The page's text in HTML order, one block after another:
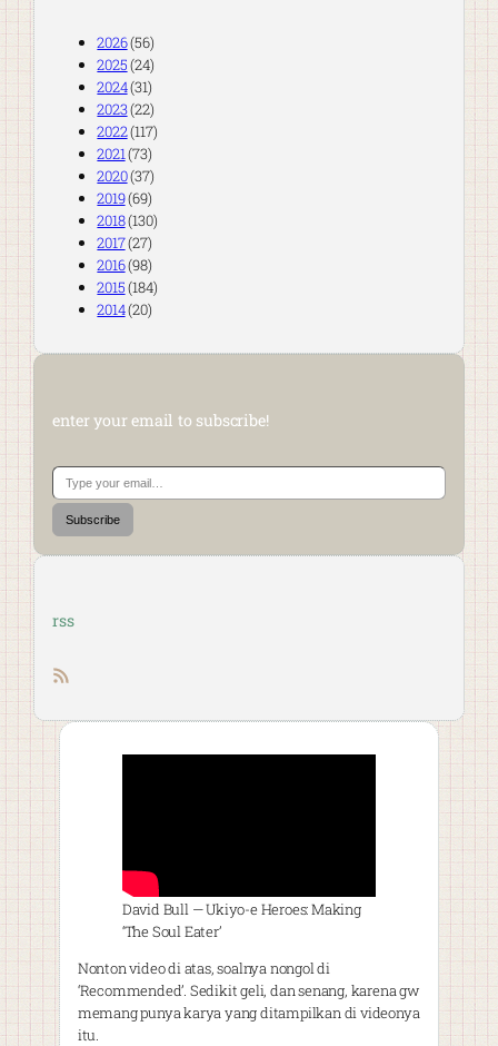
2026(56)
2025(24)
2024(31)
2023(22)
2022(117)
2021(73)
2020(37)
2019(69)
2018(130)
2017(27)
2016(98)
2015(184)
2014(20)
enter your email to subscribe!
Type your email…
Subscribe
rss
RSS feed
David Bull — Ukiyo-e Heroes: Making
‘The Soul Eater’
Nonton video di atas, soalnya nongol di
‘Recommended’. Sedikit geli, dan senang, karena gw
memang punya karya yang ditampilkan di videonya
itu.